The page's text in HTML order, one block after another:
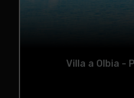
Villa a Olbia -